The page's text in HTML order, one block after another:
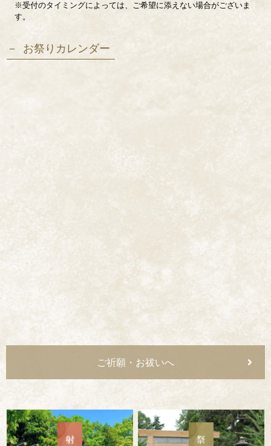
※受付のタイミングによっては、ご希望に添えない場合がございま
す。
お祭りカレンダー
ご祈願・お祓いへ